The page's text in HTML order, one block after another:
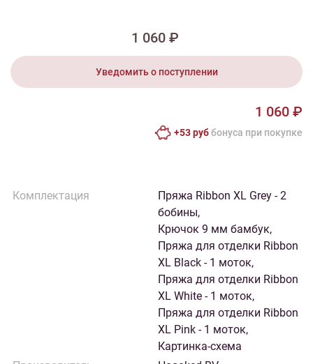
1 060 ₽
Уведомить о поступлении
1 060 ₽
+53 руббонусa при покупке
Комплектация
Пряжа Ribbon XL Grey - 2
бобины,
Крючок 9 мм бамбук,
Пряжа для отделки Ribbon
XL Black - 1 моток,
Пряжа для отделки Ribbon
XL White - 1 моток,
Пряжа для отделки Ribbon
XL Pink - 1 моток,
Картинка-схема